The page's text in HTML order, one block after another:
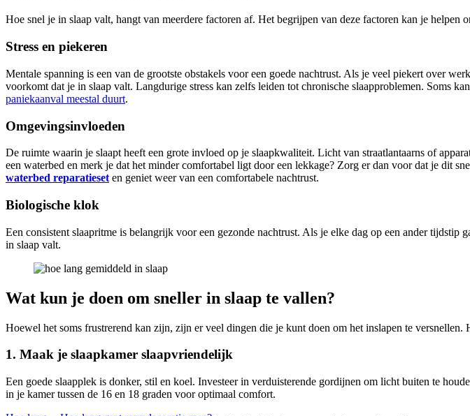
Hoe snel je in slaap valt, hangt van meerdere factoren af. Het begrijpen van deze factoren kan je
Stress en piekeren
Mentale spanning is een van de grootste obstakels voor een goede nachtrust. Als je veel piekert over
voorkomt dat je in slaap valt. Langdurige stress kan zelfs leiden tot chronische slaapproblemen. Soms
paniekaanval meestal duurt.
Omgevingsinvloeden
De ruimte waarin je slaapt heeft een grote invloed op je slaapkwaliteit. Licht van straatlantaarns of
een waterbed en merk je dat het minder comfortabel ligt door een lekkage? Zorg er dan voor dat je dit
waterbed reparatieset en geniet weer van een comfortabele nachtrust.
Biologische klok
Een consistent slaapritme is belangrijk voor een gezonde nachtrust. Als je elke dag op een ander
in slaap valt.
Wat kun je doen om sneller in slaap te vallen?
Hoewel het soms frustrerend kan zijn, zijn er veel dingen die je kunt doen om het inslapen te versnellen.
1. Maak je slaapkamer slaapvriendelijk
Een goede slaapplek is donker, stil en koel. Investeer in verduisterende gordijnen om licht buiten te
in je kamer tussen de 16 en 18 graden voor optimaal comfort.